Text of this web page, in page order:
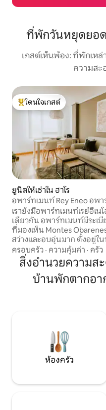
ที่พักวันหยุดยอด
เกสต์เห็นพ้อง: ที่พักเห
ความสะ
โดนใจเกสต์ที่สุด
โดนใจเกสต์
ยูนิตให้เช่าใน ฮาโร
อพาร์ทเมนท์ Rey Eneo อพ
ประวัติศาสตร์...
เรายังมีอพาร์ทเมนท์เรย์อีเนโ
เดียวกัน อพาร์ทเมนท์มีระเบียงของตัวเอง
ที่มองเห็น Montes Obarenes ที่พักแส
สว่างและอบอุ่นมาก ตั้งอยู่ใ
สงบนอกความเร่งรีบและวุ่นว
ออกแบบมาเพื่อให้ผู้เข้าพักไ
สะดวกสบายมากที่สุด ห้องพักได้รับการ
ตกแต่งอย่างมีเอกลักษณ์ แ
อุปกรณ์ครบครันมีเครื่องใช้แล
ไฟฟ้าทุกประเภท ตู้เย็น เครื่อ
ล้างจาน ไมโครเวฟ เตาอบ เค
Dolce Taste พร้อมแคปซูลให้
เข้าถึงอพาร์ทเมนท์ได้โดยตร
ครอบครัว · ความคุ้มค่า · ครัว
สิ่งอำนวยความส
บ้านพักตากอา
ห้องครัว